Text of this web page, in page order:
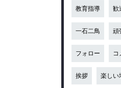
教育指導 歓
一石二鳥 頑
フォロー コ
挨拶 楽しい